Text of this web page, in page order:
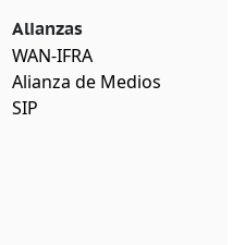
Alianzas
WAN-IFRA
Alianza de Medios
SIP